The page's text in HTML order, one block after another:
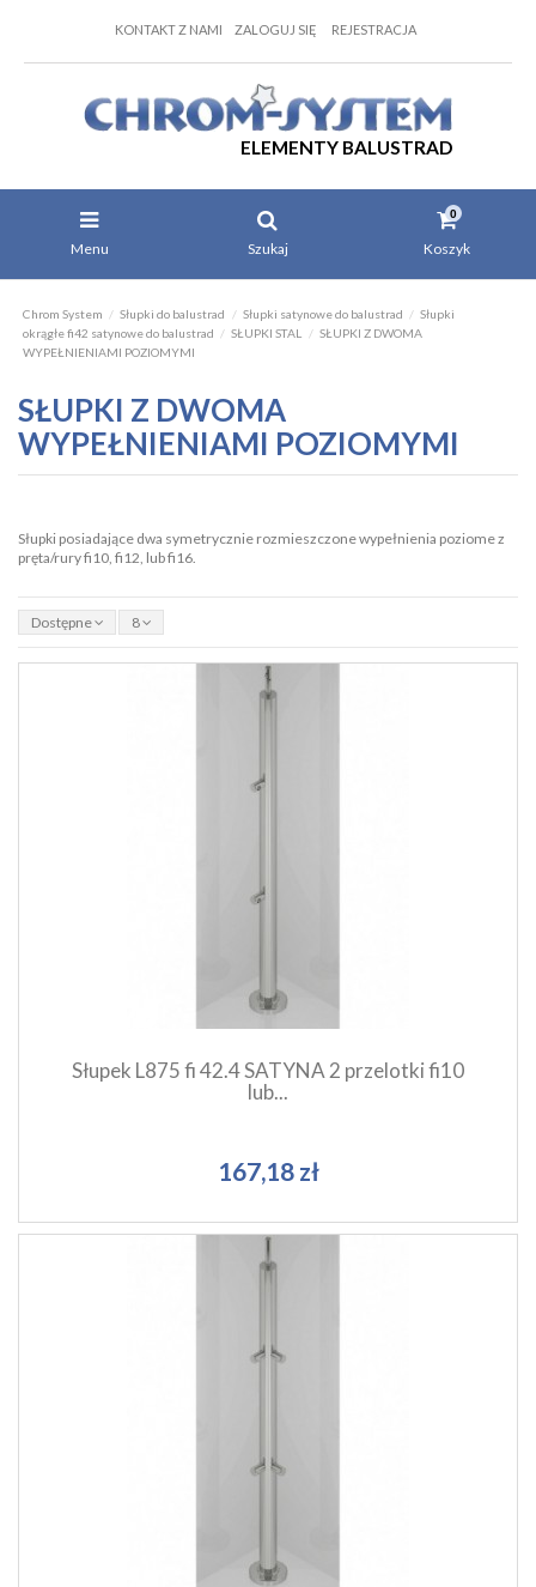
KONTAKT Z NAMI ZALOGUJ SIĘ REJESTRACJA
ELEMENTY BALUSTRAD
Menu Szukaj
0
Koszyk
Chrom System Słupki do balustrad Słupki satynowe do balustrad
Słupki
okrągłe fi42 satynowe do balustrad
SŁUPKI STAL
SŁUPKI Z DWOMA
WYPEŁNIENIAMI POZIOMYMI
SŁUPKI Z DWOMA
WYPEŁNIENIAMI POZIOMYMI
Słupki posiadające dwa symetrycznie rozmieszczone wypełnienia poziome z
pręta/rury fi10, fi12, lub fi16.
Dostępne 8
Szybki podgląd produktu
Słupek L875 fi 42.4 SATYNA 2 przelotki fi10
lub...
167,18 zł
Szybki podgląd produktu